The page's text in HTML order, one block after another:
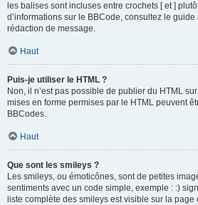
les balises sont incluses entre crochets [ et ]
d’informations sur le BBCode, consultez le
rédaction de message.
Haut
Puis-je utiliser le HTML ?
Non, il n’est pas possible de publier du HTML
mises en forme permises par le HTML peuvent
BBCodes.
Haut
Que sont les smileys ?
Les smileys, ou émoticônes, sont de petites
sentiments avec un code simple, exemple : :)
liste complète des smileys est visible sur la